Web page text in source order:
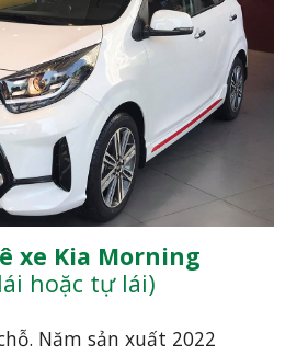
xe Kia Morning
hoặc tự lái)
Năm sản xuất 2022